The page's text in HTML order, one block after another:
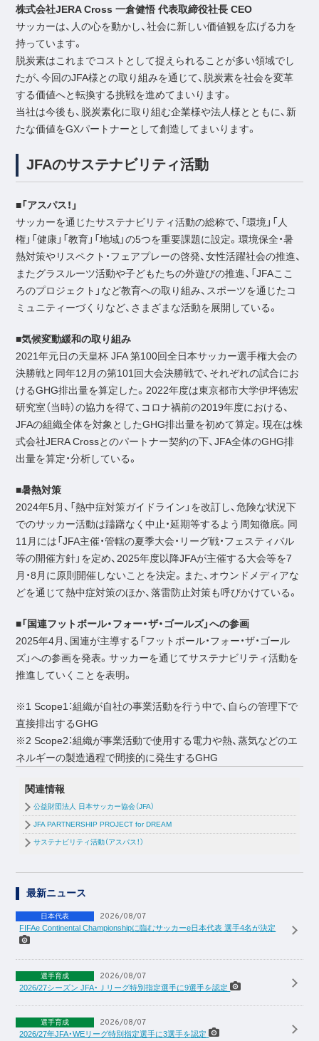
株式会社JERA Cross 一倉健悟 代表取締役社長 CEO
サッカーは、人の心を動かし、社会に新しい価値観を広げる力を
持っています。
脱炭素はこれまでコストとして捉えられることが多い領域でし
たが、今回のJFA様との取り組みを通じて、脱炭素を社会を変革
する価値へと転換する挑戦を進めてまいります。
当社は今後も、脱炭素化に取り組む企業様や法人様とともに、新
たな価値をGXパートナーとして創造してまいります。
JFAのサステナビリティ活動
■「アスパス！」
サッカーを通じたサステナビリティ活動の総称で、「環境」「人
権」「健康」「教育」「地域」の5つを重要課題に設定。環境保全・暑
熱対策やリスペクト・フェアプレーの啓発、女性活躍社会の推進、
またグラスルーツ活動や子どもたちの外遊びの推進、「JFAここ
ろのプロジェクト」など教育への取り組み、スポーツを通じたコ
ミュニティーづくりなど、さまざまな活動を展開している。
■気候変動緩和の取り組み
2021年元日の天皇杯 JFA 第100回全日本サッカー選手権大会の
決勝戦と同年12月の第101回大会決勝戦で、それぞれの試合にお
けるGHG排出量を算定した。2022年度は東京都市大学伊坪徳宏
研究室（当時）の協力を得て、コロナ禍前の2019年度における、
JFAの組織全体を対象としたGHG排出量を初めて算定。現在は株
式会社JERA Crossとのパートナー契約の下、JFA全体のGHG排
出量を算定・分析している。
■暑熱対策
2024年5月、「熱中症対策ガイドライン」を改訂し、危険な状況下
でのサッカー活動は躊躇なく中止・延期等するよう周知徹底。同
11月には「JFA主催・管轄の夏季大会・リーグ戦・フェスティバル
等の開催方針」を定め、2025年度以降JFAが主催する大会等を7
月・8月に原則開催しないことを決定。また、オウンドメディアな
どを通じて熱中症対策のほか、落雷防止対策も呼びかけている。
■「国連フットボール・フォー・ザ・ゴールズ」への参画
2025年4月、国連が主導する「フットボール・フォー・ザ・ゴール
ズ」への参画を発表。サッカーを通じてサステナビリティ活動を
推進していくことを表明。
※1 Scope1：組織が自社の事業活動を行う中で、自らの管理下で
直接排出するGHG
※2 Scope2：組織が事業活動で使用する電力や熱、蒸気などのエ
ネルギーの製造過程で間接的に発生するGHG
関連情報
公益財団法人 日本サッカー協会（JFA）
JFA PARTNERSHIP PROJECT for DREAM
サステナビリティ活動（アスパス！）
最新ニュース
日本代表 2026/08/07
FIFAe Continental Championshipに臨むサッカーe日本代表 選手4名が決定
選手育成 2026/08/07
2026/27シーズン JFA・Ｊリーグ特別指定選手に9選手を認定
選手育成 2026/08/07
2026/27年JFA・WEリーグ特別指定選手に3選手を認定